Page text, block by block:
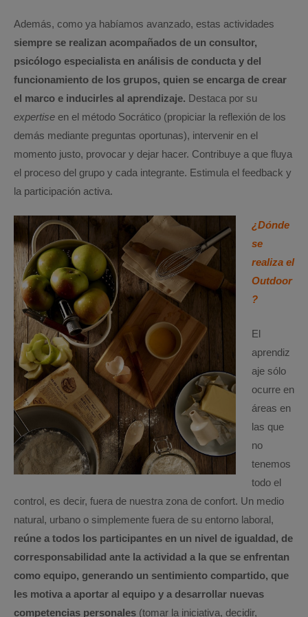
Además, como ya habíamos avanzado, estas actividades
siempre se realizan acompañados de un consultor,
psicólogo especialista en análisis de conducta y del
funcionamiento de los grupos, quien se encarga de crear
el marco e inducirles al aprendizaje. Destaca por su
expertise en el método Socrático (propiciar la reflexión de los
demás mediante preguntas oportunas), intervenir en el
momento justo, provocar y dejar hacer. Contribuye a que fluya
el proceso del grupo y cada integrante. Estimula el feedback y
la participación activa.
¿Dónde
se
realiza el
Outdoor
?
El
aprendiz
aje sólo
ocurre en
áreas en
las que
no
tenemos
todo el
control, es decir, fuera de nuestra zona de confort. Un medio
natural, urbano o simplemente fuera de su entorno laboral,
reúne a todos los participantes en un nivel de igualdad, de
corresponsabilidad ante la actividad a la que se enfrentan
como equipo, generando un sentimiento compartido, que
les motiva a aportar al equipo y a desarrollar nuevas
competencias personales (tomar la iniciativa, decidir,